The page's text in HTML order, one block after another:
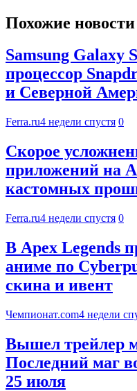
Похожие новости
Samsung Galaxy
процессор
и Северной
Ferra.ru4 недели спустя 0
Скорое
приложений на
кастомных
Ferra.ru4 недели спустя 0
В Apex Legends
аниме по
скина и ивент
Чемпионат.com4 недели
Вышел трейлер
Последний маг
25 июля